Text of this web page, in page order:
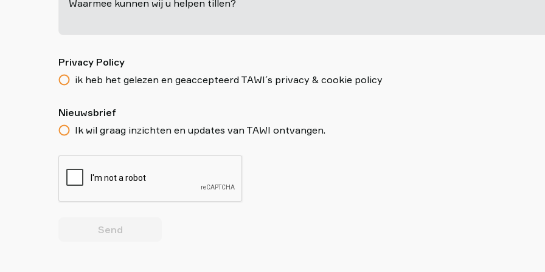
Waarmee kunnen wij u helpen tillen?
Privacy Policy
ik heb het gelezen en geaccepteerd TAWI´s privacy & cookie policy
Nieuwsbrief
Ik wil graag inzichten en updates van TAWI ontvangen.
Send